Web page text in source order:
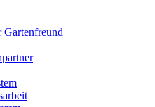
Gartenfreund